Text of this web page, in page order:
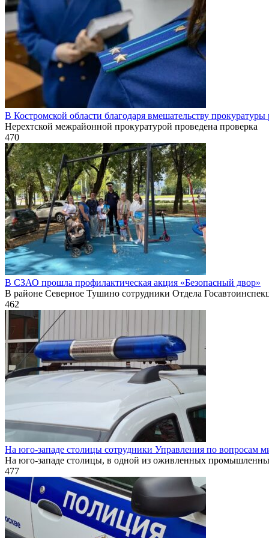
В Костромской области благодаря вмешательству
Нерехтской межрайонной прокуратурой проведена проверка
470
В СЗАО прошла профилактическая акция «Безопасный двор»
В районе Северное Тушино сотрудники Отдела
462
На юго-западе столицы сотрудники Управления по вопросам
На юго-западе столицы, в одной из оживленных
477